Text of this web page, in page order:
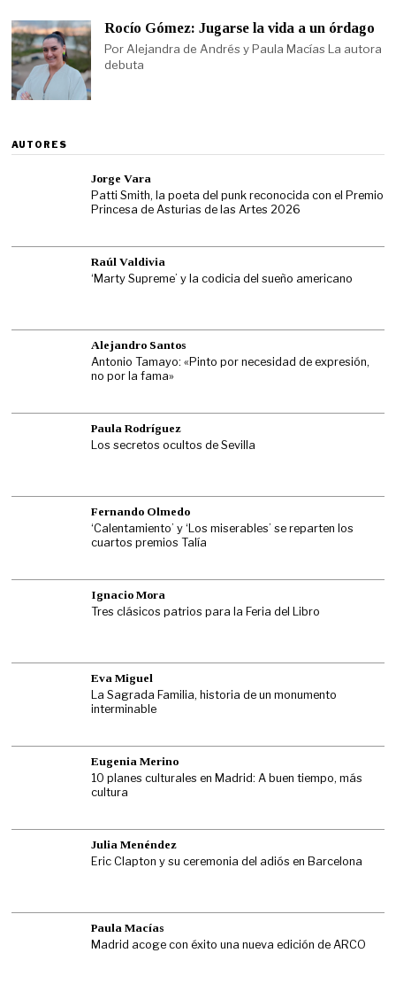
Rocío Gómez: Jugarse la vida a un órdago
Por Alejandra de Andrés y Paula Macías La autora
debuta
AUTORES
Jorge Vara
Patti Smith, la poeta del punk reconocida con el Premio
Princesa de Asturias de las Artes 2026
Raúl Valdivia
‘Marty Supreme’ y la codicia del sueño americano
Alejandro Santos
Antonio Tamayo: «Pinto por necesidad de expresión,
no por la fama»
Paula Rodríguez
Los secretos ocultos de Sevilla
Fernando Olmedo
‘Calentamiento’ y ‘Los miserables’ se reparten los
cuartos premios Talía
Ignacio Mora
Tres clásicos patrios para la Feria del Libro
Eva Miguel
La Sagrada Familia, historia de un monumento
interminable
Eugenia Merino
10 planes culturales en Madrid: A buen tiempo, más
cultura
Julia Menéndez
Eric Clapton y su ceremonia del adiós en Barcelona
Paula Macías
Madrid acoge con éxito una nueva edición de ARCO